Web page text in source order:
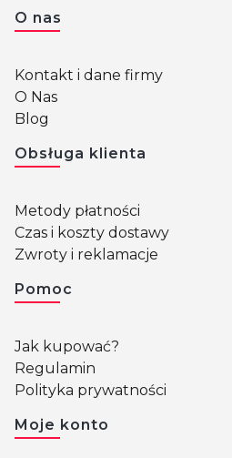
Linki w stopce
O nas
Kontakt i dane firmy
O Nas
Blog
Obsługa klienta
Metody płatności
Czas i koszty dostawy
Zwroty i reklamacje
Pomoc
Jak kupować?
Regulamin
Polityka prywatności
Moje konto